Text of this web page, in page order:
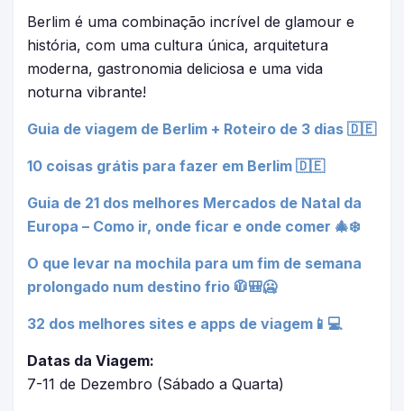
Berlim é uma combinação incrível de glamour e
história, com uma cultura única, arquitetura
moderna, gastronomia deliciosa e uma vida
noturna vibrante!
Guia de viagem de Berlim + Roteiro de 3 dias 🇩🇪
10 coisas grátis para fazer em Berlim 🇩🇪
Guia de 21 dos melhores Mercados de Natal da
Europa – Como ir, onde ficar e onde comer 🎄❄️
O que levar na mochila para um fim de semana
prolongado num destino frio 🧥🎒🥶
32 dos melhores sites e apps de viagem📱💻
Datas da Viagem:
7-11 de Dezembro (Sábado a Quarta)